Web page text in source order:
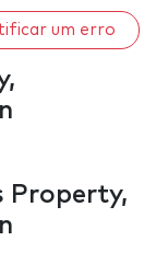
um erro
Property,